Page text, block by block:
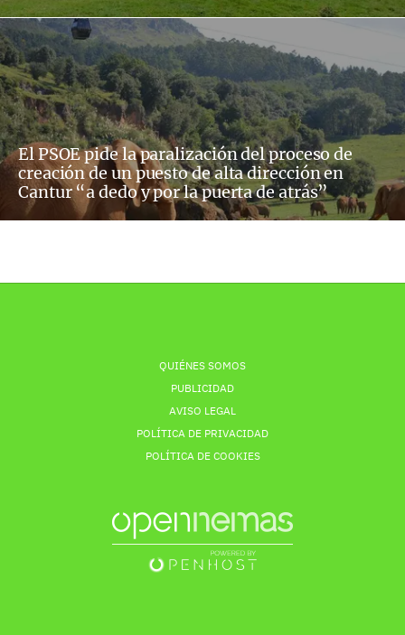
El PSOE pide la paralización del proceso de
creación de un puesto de alta dirección en
Cantur “a dedo y por la puerta de atrás”
QUIÉNES SOMOS
PUBLICIDAD
AVISO LEGAL
POLÍTICA DE PRIVACIDAD
POLÍTICA DE COOKIES